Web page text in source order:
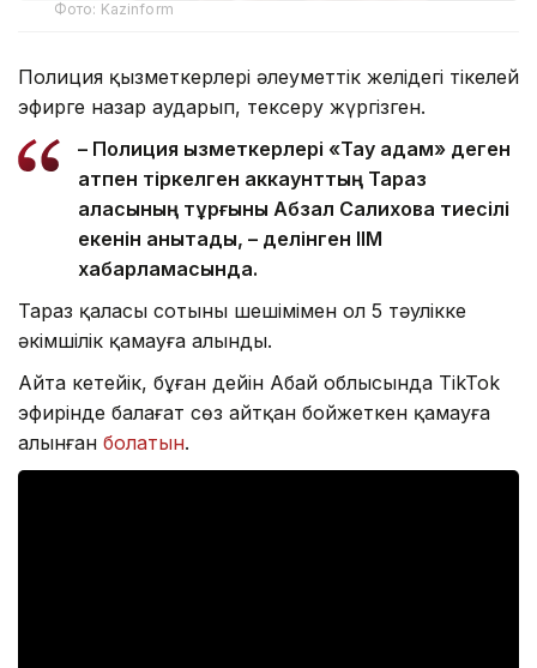
Фото: Kazinform
Полиция қызметкерлері әлеуметтік желідегі тікелей
эфирге назар аударып, тексеру жүргізген.
– Полиция қызметкерлері «Тау адам» деген
атпен тіркелген аккаунттың Тараз
қаласының тұрғыны Абзал Салиховқа тиесілі
екенін анықтады, – делінген ІІМ
хабарламасында.
Тараз қаласы сотының шешімімен ол 5 тәулікке
әкімшілік қамауға алынды.
Айта кетейік, бұған дейін Абай облысында TikTok
эфирінде балағат сөз айтқан бойжеткен қамауға
алынған болатын.